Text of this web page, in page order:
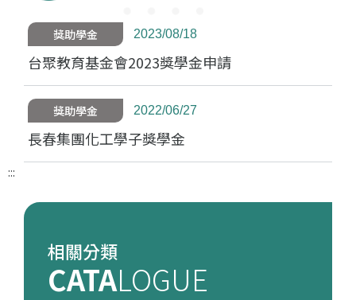
獎助學金 2023/08/18
台聚教育基金會2023獎學金申請
獎助學金 2022/06/27
長春集團化工學子獎學金
:::
相關分類
CATALOGUE